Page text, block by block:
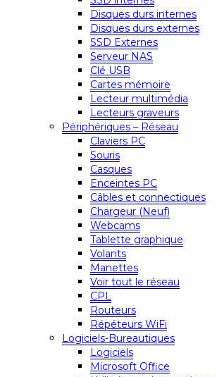
Disques durs internes
Disques durs externes
SSD Externes
Serveur NAS
Clé USB
Cartes mémoire
Lecteur multimédia
Lecteurs graveurs
Périphériques – Réseau
Claviers PC
Souris
Casques
Enceintes PC
Câbles et connectiques
Chargeur (Neuf)
Webcams
Tablette graphique
Volants
Manettes
Voir tout le réseau
CPL
Routeurs
Répéteurs WiFi
Logiciels-Bureautiques
Logiciels
Microsoft Office